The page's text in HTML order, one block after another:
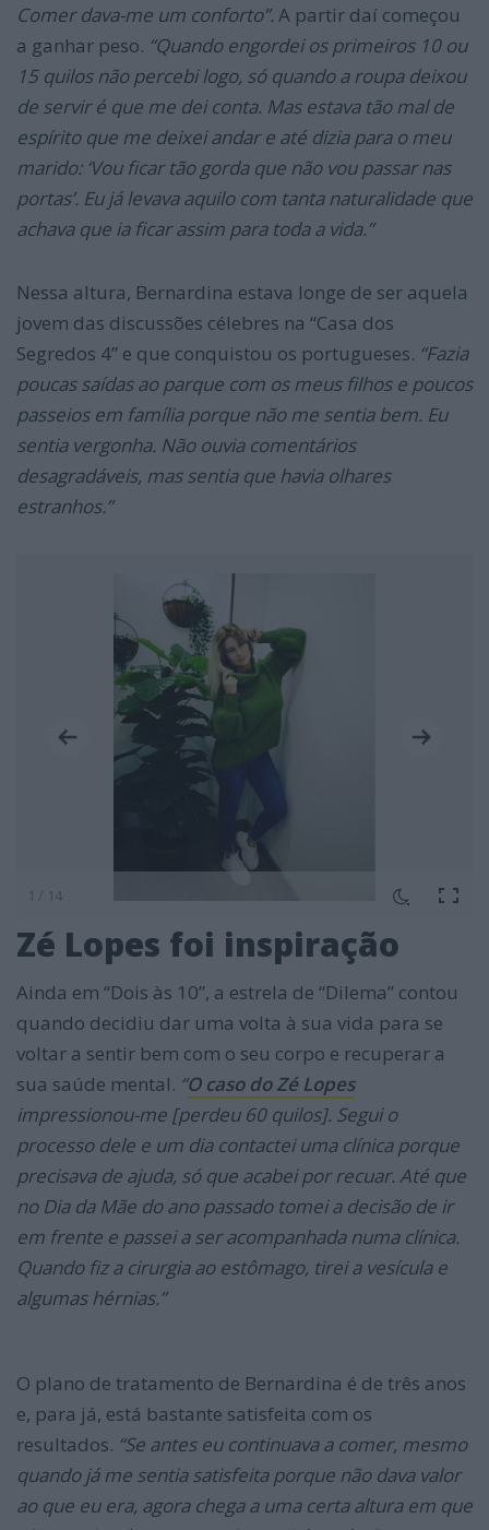
Comer dava-me um conforto”. A partir daí começou
a ganhar peso. “Quando engordei os primeiros 10 ou
15 quilos não percebi logo, só quando a roupa deixou
de servir é que me dei conta. Mas estava tão mal de
espírito que me deixei andar e até dizia para o meu
marido: ‘Vou ficar tão gorda que não vou passar nas
portas’. Eu já levava aquilo com tanta naturalidade que
achava que ia ficar assim para toda a vida.”
Nessa altura, Bernardina estava longe de ser aquela
jovem das discussões célebres na “Casa dos
Segredos 4” e que conquistou os portugueses. “Fazia
poucas saídas ao parque com os meus filhos e poucos
passeios em família porque não me sentia bem. Eu
sentia vergonha. Não ouvia comentários
desagradáveis, mas sentia que havia olhares
estranhos.”
1 / 14
Zé Lopes foi inspiração
Ainda em “Dois às 10”, a estrela de “Dilema” contou
quando decidiu dar uma volta à sua vida para se
voltar a sentir bem com o seu corpo e recuperar a
sua saúde mental. “O caso do Zé Lopes
impressionou-me [perdeu 60 quilos]. Segui o
processo dele e um dia contactei uma clínica porque
precisava de ajuda, só que acabei por recuar. Até que
no Dia da Mãe do ano passado tomei a decisão de ir
em frente e passei a ser acompanhada numa clínica.
Quando fiz a cirurgia ao estômago, tirei a vesícula e
algumas hérnias.”
O plano de tratamento de Bernardina é de três anos
e, para já, está bastante satisfeita com os
resultados. “Se antes eu continuava a comer, mesmo
quando já me sentia satisfeita porque não dava valor
ao que eu era, agora chega a uma certa altura em que